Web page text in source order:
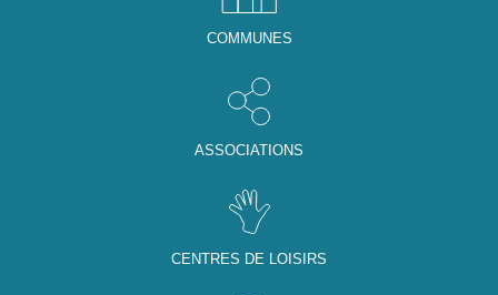
COMMUNES
ASSOCIATIONS
CENTRES DE LOISIRS